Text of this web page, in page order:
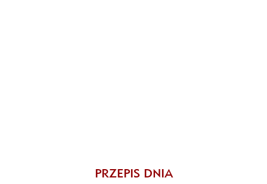
PRZEPIS DNIA